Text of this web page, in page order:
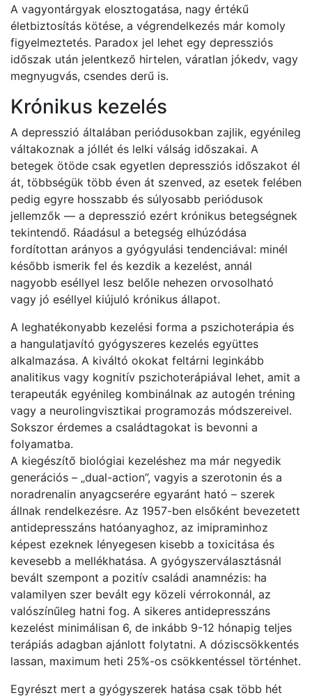
A vagyontárgyak elosztogatása, nagy értékű
életbiztosítás kötése, a végrendelkezés már komoly
figyelmeztetés. Paradox jel lehet egy depressziós
időszak után jelentkező hirtelen, váratlan jókedv, vagy
megnyugvás, csendes derű is.
Krónikus kezelés
A depresszió általában periódusokban zajlik, egyénileg
váltakoznak a jóllét és lelki válság időszakai. A
betegek ötöde csak egyetlen depressziós időszakot él
át, többségük több éven át szenved, az esetek felében
pedig egyre hosszabb és súlyosabb periódusok
jellemzők — a depresszió ezért krónikus betegségnek
tekintendő. Ráadásul a betegség elhúzódása
fordítottan arányos a gyógyulási tendenciával: minél
később ismerik fel és kezdik a kezelést, annál
nagyobb eséllyel lesz belőle nehezen orvosolható
vagy jó eséllyel kiújuló krónikus állapot.
A leghatékonyabb kezelési forma a pszichoterápia és
a hangulatjavító gyógyszeres kezelés együttes
alkalmazása. A kiváltó okokat feltárni leginkább
analitikus vagy kognitív pszichoterápiával lehet, amit a
terapeuták egyénileg kombinálnak az autogén tréning
vagy a neurolingvisztikai programozás módszereivel.
Sokszor érdemes a családtagokat is bevonni a
folyamatba.
A kiegészítő biológiai kezeléshez ma már negyedik
generációs – „dual-action”, vagyis a szerotonin és a
noradrenalin anyagcserére egyaránt ható – szerek
állnak rendelkezésre. Az 1957-ben elsőként bevezetett
antidepresszáns hatóanyaghoz, az imipraminhoz
képest ezeknek lényegesen kisebb a toxicitása és
kevesebb a mellékhatása. A gyógyszerválasztásnál
bevált szempont a pozitív családi anamnézis: ha
valamilyen szer bevált egy közeli vérrokonnál, az
valószínűleg hatni fog. A sikeres antidepresszáns
kezelést minimálisan 6, de inkább 9-12 hónapig teljes
terápiás adagban ajánlott folytatni. A dóziscsökkentés
lassan, maximum heti 25%-os csökkentéssel történhet.
Egyrészt mert a gyógyszerek hatása csak több hét